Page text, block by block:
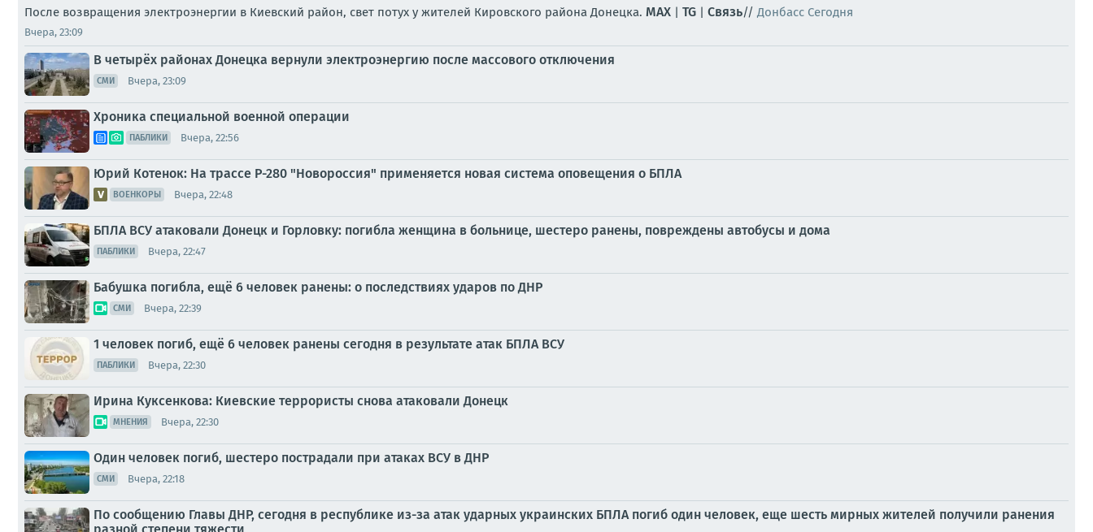
После возвращения электроэнергии в Киевский район, свет потух у жителей Кировского района Донецка. MAX | TG | Связь// Донбасс Сегодня
Вчера, 23:09
В четырёх районах Донецка вернули электроэнергию после массового отключения
СМИ Вчера, 23:09
Хроника специальной военной операции
ПАБЛИКИ Вчера, 22:56
Юрий Котенок: На трассе Р-280 "Новороссия" применяется новая система оповещения о БПЛА
ВОЕНКОРЫ Вчера, 22:48
БПЛА ВСУ атаковали Донецк и Горловку: погибла женщина в больнице, шестеро ранены, повреждены автобусы и дома
ПАБЛИКИ Вчера, 22:47
Бабушка погибла, ещё 6 человек ранены: о последствиях ударов по ДНР
СМИ Вчера, 22:39
1 человек погиб, ещё 6 человек ранены сегодня в результате атак БПЛА ВСУ
ПАБЛИКИ Вчера, 22:30
Ирина Куксенкова: Киевские террористы снова атаковали Донецк
МНЕНИЯ Вчера, 22:30
Один человек погиб, шестеро пострадали при атаках ВСУ в ДНР
СМИ Вчера, 22:18
По сообщению Главы ДНР, сегодня в республике из-за атак ударных украинских БПЛА погиб один человек, еще шесть мирных жителей получили ранения